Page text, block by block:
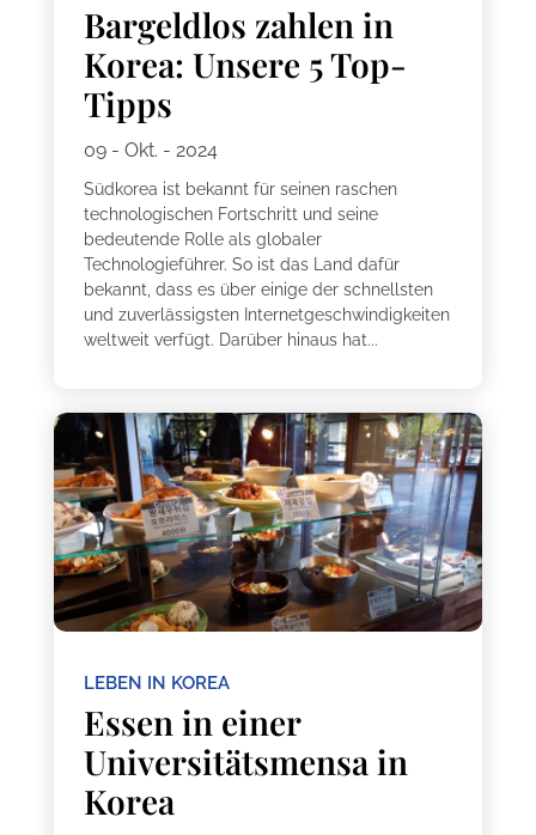
Bargeldlos zahlen in
Korea: Unsere 5 Top-
Tipps
09 - Okt. - 2024
Südkorea ist bekannt für seinen raschen
technologischen Fortschritt und seine
bedeutende Rolle als globaler
Technologieführer. So ist das Land dafür
bekannt, dass es über einige der schnellsten
und zuverlässigsten Internetgeschwindigkeiten
weltweit verfügt. Darüber hinaus hat...
LEBEN IN KOREA
Essen in einer
Universitätsmensa in
Korea